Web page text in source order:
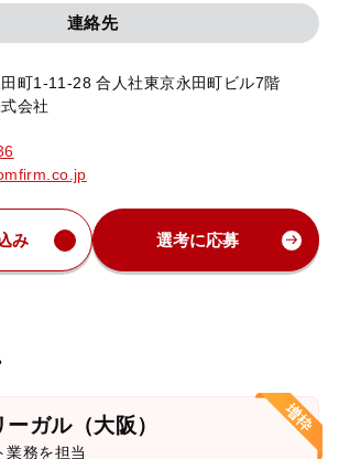
連絡先
町1-11-28 合人社東京永田町ビル7階
会社
み 選考に応募
ガル（大阪）
業務を担当